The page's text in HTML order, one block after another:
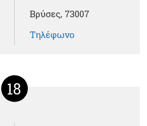
Βρύσες, 73007
Τηλέφωνο
18